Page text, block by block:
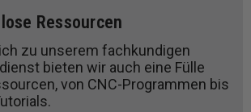
Ressourcen
zu unserem fachkundigen
bieten wir auch eine Fülle
von CNC-Programmen bis